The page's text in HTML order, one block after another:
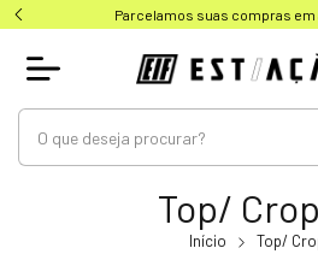
Parcelamos suas compras em
Top/
Início Top/